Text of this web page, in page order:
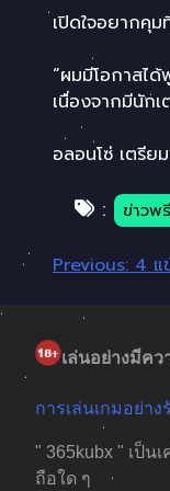
เปิดใจอยากคุ
“ผมมีโอกาสไ
เนื่องจากมีนัก
อลอนโซ่ เตรีย
: ข่าวพ
แนะแนว
เรื่อง
Previous: 4 แ
เล่นอย่างมีค
การเล่นเกมอย่า
" 365kubx " เป็
ถือใด ๆ